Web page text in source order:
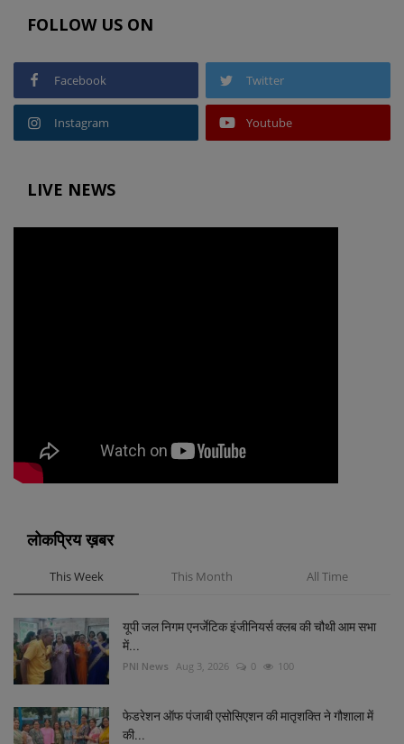
FOLLOW US ON
Facebook Twitter
Instagram Youtube
LIVE NEWS
लोकप्रिय ख़बर
This Week This Month All Time
यूपी जल निगम एनर्जेटिक इंजीनियर्स क्लब की चौथी आम सभा
में...
PNI News Aug 3, 2026 0 100
फेडरेशन ऑफ पंजाबी एसोसिएशन की मातृशक्ति ने गौशाला में
की...